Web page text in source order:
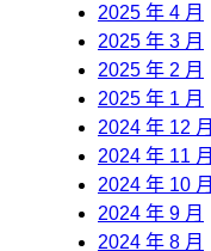
2025 年 4 月
2025 年 3 月
2025 年 2 月
2025 年 1 月
2024 年 12 月
2024 年 11 月
2024 年 10 月
2024 年 9 月
2024 年 8 月